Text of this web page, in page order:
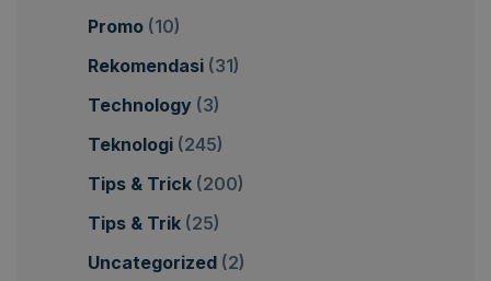
Promo (10)
Rekomendasi (31)
Technology (3)
Teknologi (245)
Tips & Trick (200)
Tips & Trik (25)
Uncategorized (2)